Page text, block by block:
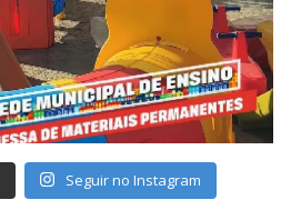
Seguir no Instagram